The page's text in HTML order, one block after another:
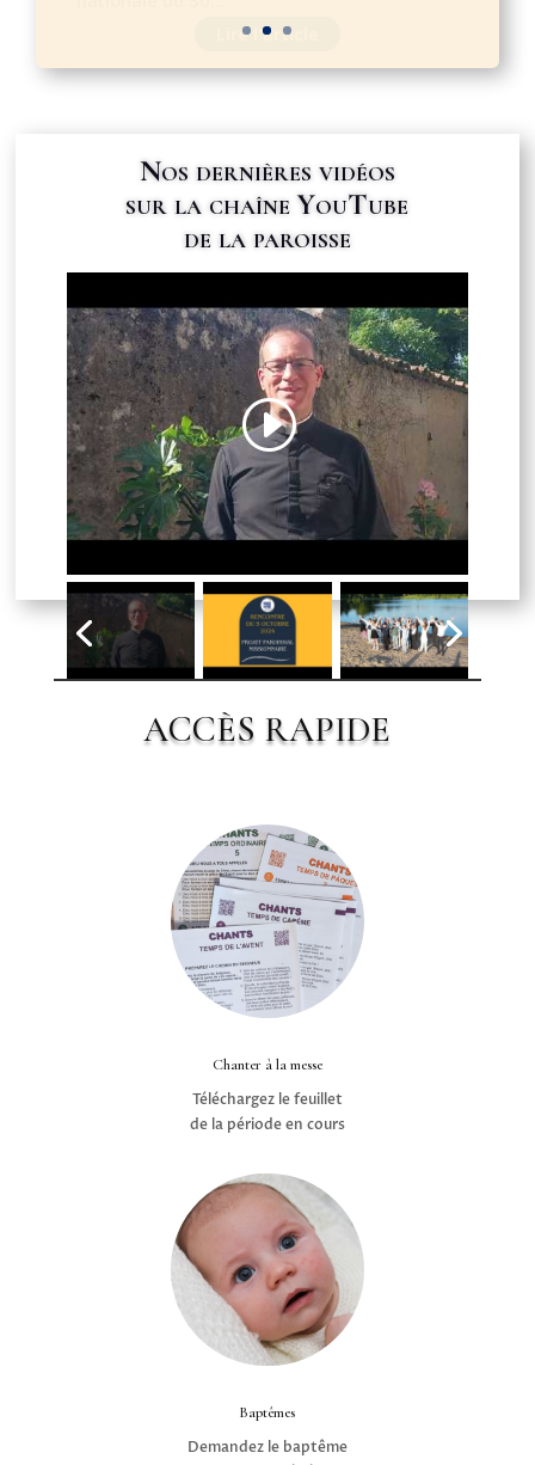
Lire l'article
Nos dernières vidéos
sur la chaîne YouTube
de la paroisse
Cliquez pour accepter les cookies
marketing et activer ce contenu
ACCÈS RAPIDE
Chanter à la messe
Téléchargez le feuillet
de la période en cours
Baptêmes
Demandez le baptême